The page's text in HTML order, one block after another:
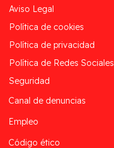
Aviso Legal
Política de cookies
Política de privacidad
Política de Redes Sociales
Seguridad
Canal de denuncias
Empleo
Código ético